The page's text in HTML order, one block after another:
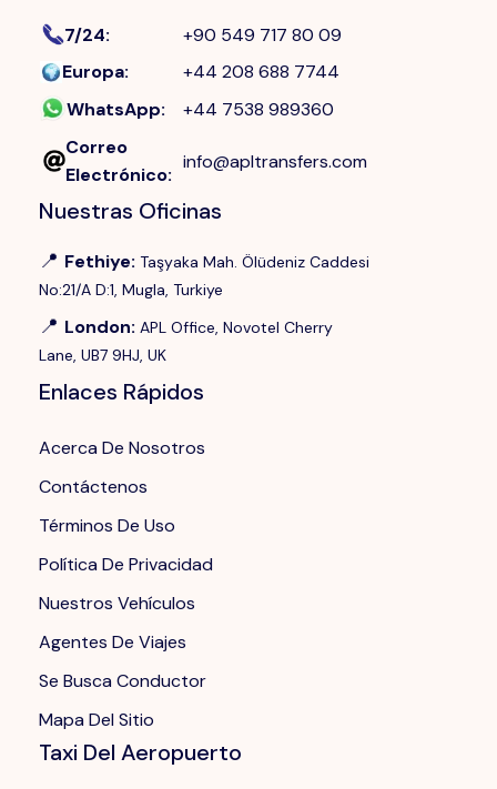
7/24:
+90 549 717 80 09
Europa:
+44 208 688 7744
WhatsApp:
+44 7538 989360
Correo
Electrónico:
info@apltransfers.com
Nuestras Oficinas
📍 Fethiye: Taşyaka Mah. Ölüdeniz Caddesi
No:21/A D:1, Mugla, Turkiye
📍 London: APL Office, Novotel Cherry
Lane, UB7 9HJ, UK
Enlaces Rápidos
Acerca De Nosotros
Contáctenos
Términos De Uso
Política De Privacidad
Nuestros Vehículos
Agentes De Viajes
Se Busca Conductor
Mapa Del Sitio
Taxi Del Aeropuerto